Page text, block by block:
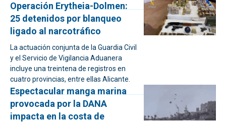
Operación Erytheia-Dolmen:
25 detenidos por blanqueo
ligado al narcotráfico
La actuación conjunta de la Guardia Civil
y el Servicio de Vigilancia Aduanera
incluye una treintena de registros en
cuatro provincias, entre ellas Alicante.
Espectacular manga marina
provocada por la DANA
impacta en la costa de